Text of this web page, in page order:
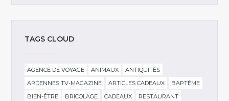
TAGS CLOUD
AGENCE DE VOYAGE ANIMAUX
ANTIQUITÉS
ARDENNES TV-MAGAZINE
ARTICLES CADEAUX
BAPTÊME
BIEN-ÊTRE
BRICOLAGE CADEAUX
RESTAURANT